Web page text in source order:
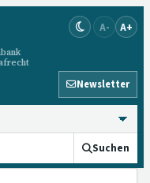
A- A+
Newsletter
Suchen